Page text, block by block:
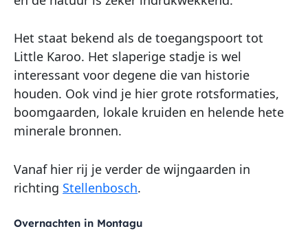
Het staat bekend als de toegangspoort tot
Little Karoo. Het slaperige stadje is wel
interessant voor degene die van historie
houden. Ook vind je hier grote rotsformaties,
boomgaarden, lokale kruiden en helende hete
minerale bronnen.
Vanaf hier rij je verder de wijngaarden in
richting Stellenbosch.
Overnachten in Montagu